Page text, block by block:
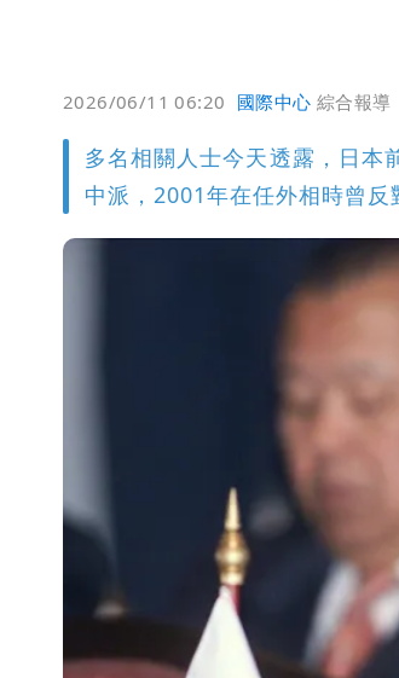
2026/06/11 06:20 國際中心 綜合報導
多名相關人士今天透露，日本
中派，2001年在任外相時曾反